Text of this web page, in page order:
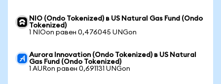
NIO (Ondo Tokenized) в US Natural Gas Fund (Ondo
Tokenized)
1 NIOon равен 0,476045 UNGon
Aurora Innovation (Ondo Tokenized) в US Natural
Gas Fund (Ondo Tokenized)
1 AURon равен 0,691131 UNGon